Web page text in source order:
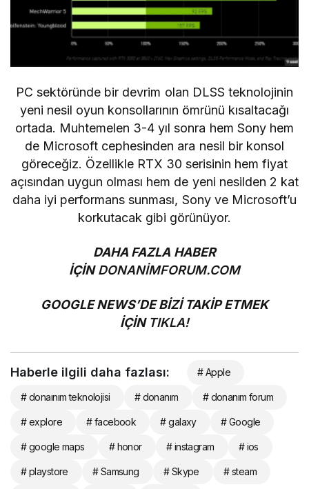
PC sektöründe bir devrim olan DLSS teknolojinin
yeni nesil oyun konsollarının ömrünü kısaltacağı
ortada. Muhtemelen 3-4 yıl sonra hem Sony hem
de Microsoft cephesinden ara nesil bir konsol
göreceğiz. Özellikle RTX 30 serisinin hem fiyat
açısından uygun olması hem de yeni nesilden 2 kat
daha iyi performans sunması, Sony ve Microsoft’u
korkutacak gibi görünüyor.
DAHA FAZLA HABER
İÇİNDONANİMFORUM.COM
GOOGLE NEWS’DE BİZİ TAKİP ETMEK
İÇİN TIKLA!
Haberle ilgili daha fazlası: # Apple
# donaınım teknolojisi # donanım # donanım forum
# explore # facebook # galaxy # Google
# google maps # honor # instagram # ios
# playstore # Samsung # Skype # steam